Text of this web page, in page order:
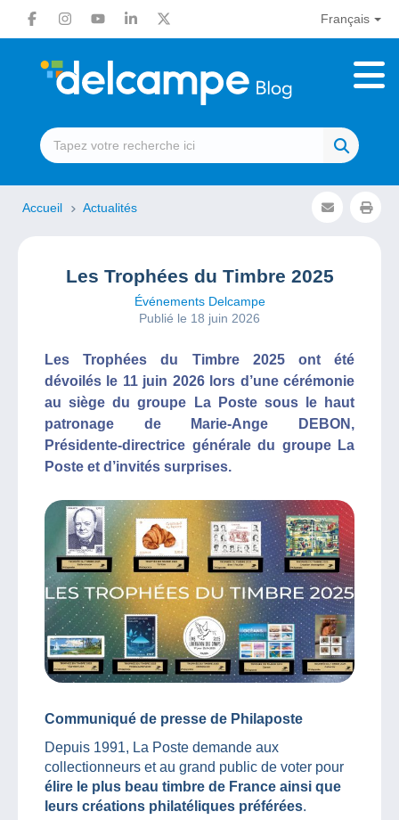
Français
Accueil Actualités
Les Trophées du Timbre 2025
Événements Delcampe
Publié le 18 juin 2026
Les Trophées du Timbre 2025 ont été
dévoilés le 11 juin 2026 lors d’une cérémonie
au siège du groupe La Poste sous le haut
patronage de Marie-Ange DEBON,
Présidente-directrice générale du groupe La
Poste et d’invités surprises.
Communiqué de presse de Philaposte
Depuis 1991, La Poste demande aux
collectionneurs et au grand public de voter pour
élire le plus beau timbre de France ainsi que
leurs créations philatéliques préférées.